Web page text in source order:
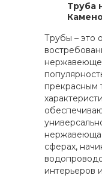
Труба
Трубы – это
прекрасным
сферах,
интерьеров